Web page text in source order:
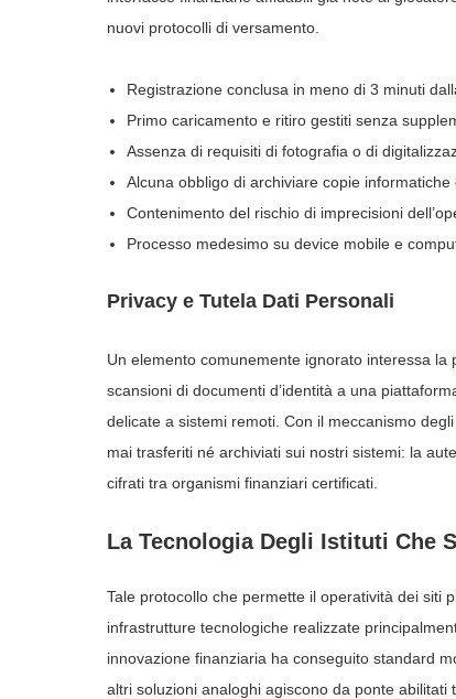
nuovi protocolli di versamento.
Registrazione conclusa in meno di 3 minuti
Primo caricamento e ritiro gestiti senza
Assenza di requisiti di fotografia o di
Alcuna obbligo di archiviare copie
Contenimento del rischio di imprecisioni
Processo medesimo su device mobile e
Privacy e Tutela Dati Personali
Un elemento comunemente ignorato interessa
scansioni di documenti d’identità a una
delicate a sistemi remoti. Con il meccanismo
mai trasferiti né archiviati sui nostri sistemi: la
cifrati tra organismi finanziari certificati.
La Tecnologia Degli Istituti Che
Tale protocollo che permette il operatività dei siti
infrastrutture tecnologiche realizzate
innovazione finanziaria ha conseguito standard
altri soluzioni analoghi agiscono da ponte